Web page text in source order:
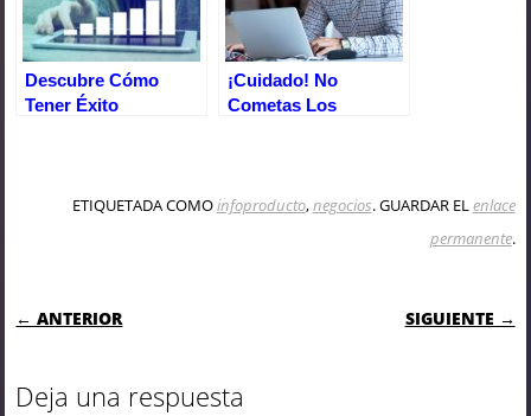
Descubre Cómo
Tener Éxito
¡Cuidado! No
Cometas Los
ETIQUETADA COMOinfoproducto,negocios. GUARDAR ELenlace
permanente.
NAVEGACIÓN DE ENTRADAS
← ANTERIOR SIGUIENTE →
Deja una respuesta